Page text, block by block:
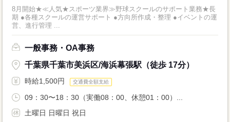
8月開始★≪人気★スポーツ業界≫野球スクールのサポート業務★長
期 ●各種スクールの運営サポート ●方向所作成・整理 ●イベントの運
営、進行管理 ...
一般事務・OA事務
千葉県千葉市美浜区/海浜幕張駅（徒歩 17分）
時給1,500円 交通費全額支給
09：30〜18：30（実働08：00、休憩01：00）...
土曜日 日曜日 祝日